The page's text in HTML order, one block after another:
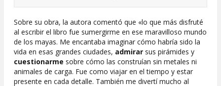
Sobre su obra, la autora comentó que «lo que más disfruté
al escribir el libro fue sumergirme en ese maravilloso mundo
de los mayas. Me encantaba imaginar cómo habría sido la
vida en esas grandes ciudades, admirar sus pirámides y
cuestionarme sobre cómo las construían sin metales ni
animales de carga. Fue como viajar en el tiempo y estar
presente en cada detalle. También me divertí mucho al